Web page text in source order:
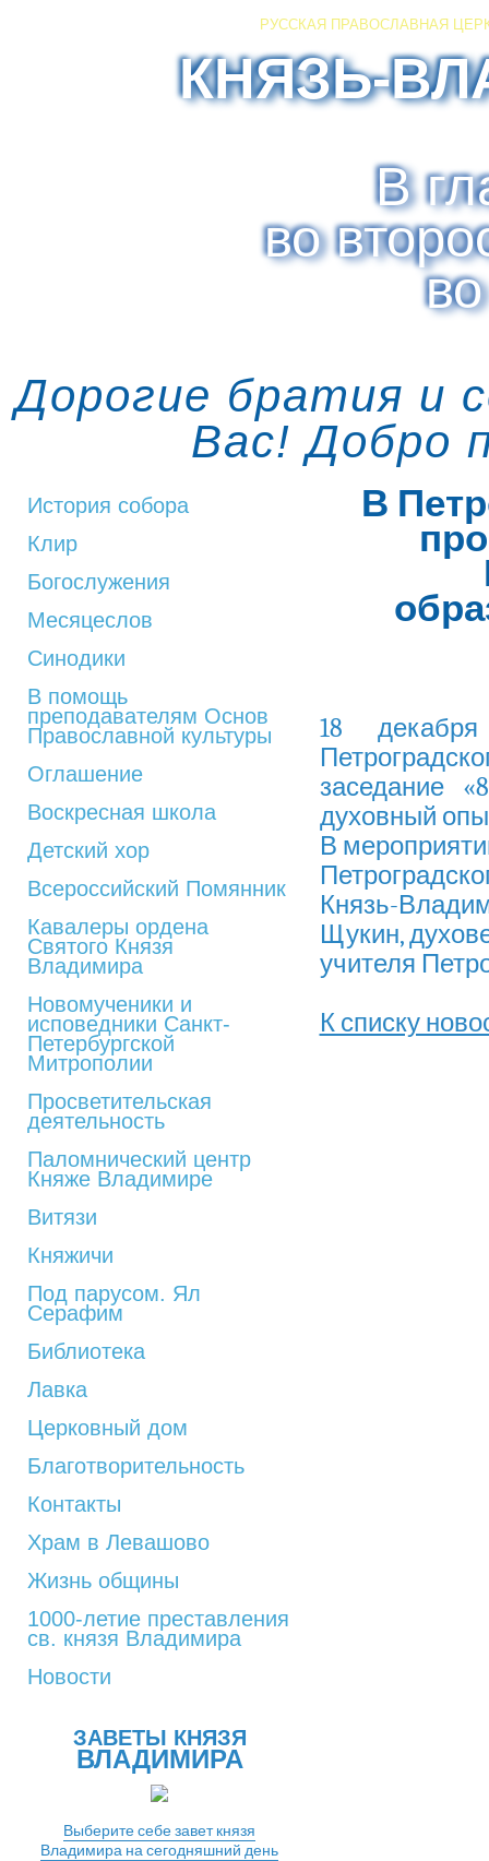
РУССКАЯ ПРАВОСЛАВНАЯ
КНЯЗЬ-
В
во
Дорогие братия и
Вас! Добро
История собора
Клир
Богослужения
Месяцеслов
Синодики
В помощь
преподавателям Основ
Православной культуры
Оглашение
Воскресная школа
Детский хор
Всероссийский Помянник
Кавалеры ордена
Святого Князя
Владимира
Новомученики и
исповедники Санкт-
Петербургской
Митрополии
Просветительская
деятельность
Паломнический центр
Княже Владимире
Витязи
Княжичи
Под парусом. Ял
Серафим
Библиотека
Лавка
Церковный дом
Благотворительность
Контакты
Храм в Левашово
Жизнь общины
1000-летие преставления
св. князя Владимира
Новости
ЗАВЕТЫ КНЯЗЯ
ВЛАДИМИРА
Выберите себе завет князя
Владимира на сегодняшний день
В
18
заседание
духовный
В
Князь-
Щукин,
учителя
К списку